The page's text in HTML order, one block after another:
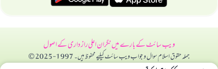
ویب سائٹ کے بارے میںنگران اعلیراز داری کے اصول
جملہ حقوق اسلام سوال و جواب ویب سائٹ کیلیے محفوظ ہیں۔ 1997-2025 ©